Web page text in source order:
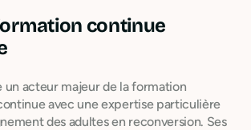
continue
un acteur majeur de la formation
avec une expertise particulière
des adultes en reconversion. Ses